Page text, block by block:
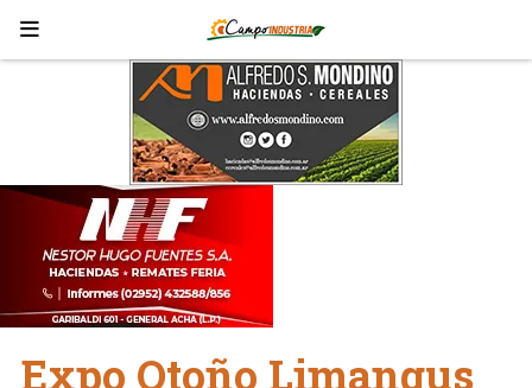
Expo Otoño Limangus